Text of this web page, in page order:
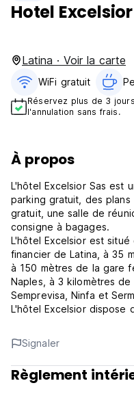
Hotel
Latina · Voir la carte
WiFi gratuit
Réservez plus de 3
l'annulation sans frais.
À propos
L'hôtel Excelsior Sas est
parking gratuit, des
gratuit, une salle de
consigne à bagages.
L'hôtel Excelsior est
financier de Latina, à 35
à 150 mètres de la gare
Naples, à 3 kilomètres
Semprevisa, Ninfa et
L'hôtel Excelsior dispose
équipées de la
Politiques et conditions
Arrivée à partir de 12h00.
Départ avant 10h00.
Signaler
Règlement